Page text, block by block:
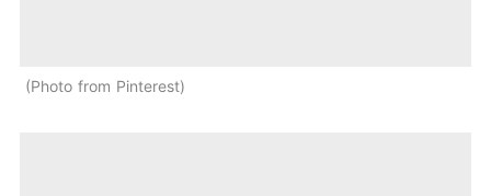
Photo from Pinterest